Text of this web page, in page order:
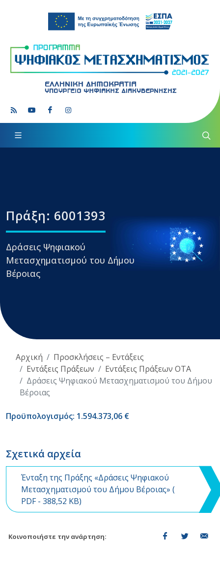
Πράξη: 6001393
Δράσεις Ψηφιακού
Μετασχηματισμού του Δήμου
Βέροιας
Αρχική
Προσκλήσεις – Εντάξεις
Εντάξεις Πράξεων
Εντάξεις Πράξεων ΟΤΑ
Δράσεις Ψηφιακού Μετασχηματισμού του Δήμου
Βέροιας
Προϋπολογισμός: 1.594.373,06 €
Σχετικά αρχεία
Ένταξη της Πράξης «Δράσεις Ψηφιακού
Μετασχηματισμού του Δήμου Βέροιας» (
PDF- 388,52 KB)
Κοινοποιήστε την ανάρτηση: